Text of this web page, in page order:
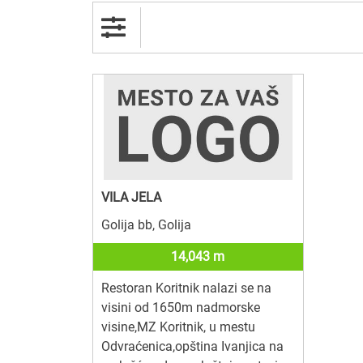
VILA JELA
Golija bb, Golija
14,043 m
Restoran Koritnik nalazi se na
visini od 1650m nadmorske
visine,MZ Koritnik, u mestu
Odvraćenica,opština Ivanjica na